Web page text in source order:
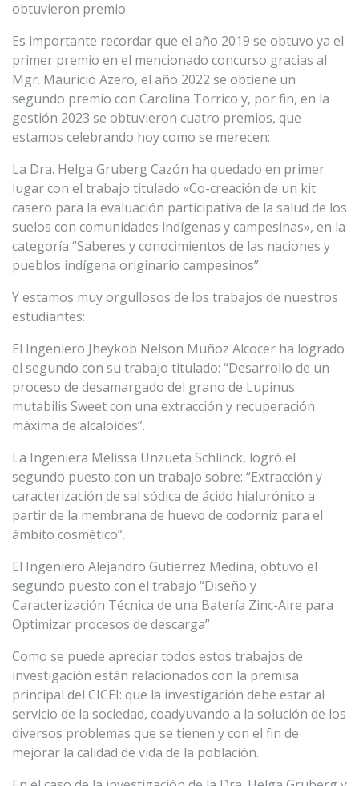
obtuvieron premio.
Es importante recordar que el año 2019 se obtuvo ya el
primer premio en el mencionado concurso gracias al
Mgr. Mauricio Azero, el año 2022 se obtiene un
segundo premio con Carolina Torrico y, por fin, en la
gestión 2023 se obtuvieron cuatro premios, que
estamos celebrando hoy como se merecen:
La Dra. Helga Gruberg Cazón ha quedado en primer
lugar con el trabajo titulado «Co-creación de un kit
casero para la evaluación participativa de la salud de los
suelos con comunidades indígenas y campesinas», en la
categoría “Saberes y conocimientos de las naciones y
pueblos indígena originario campesinos”.
Y estamos muy orgullosos de los trabajos de nuestros
estudiantes:
El Ingeniero Jheykob Nelson Muñoz Alcocer ha logrado
el segundo con su trabajo titulado: “Desarrollo de un
proceso de desamargado del grano de Lupinus
mutabilis Sweet con una extracción y recuperación
máxima de alcaloides”.
La Ingeniera Melissa Unzueta Schlinck, logró el
segundo puesto con un trabajo sobre: “Extracción y
caracterización de sal sódica de ácido hialurónico a
partir de la membrana de huevo de codorniz para el
ámbito cosmético”.
El Ingeniero Alejandro Gutierrez Medina, obtuvo el
segundo puesto con el trabajo “Diseño y
Caracterización Técnica de una Batería Zinc-Aire para
Optimizar procesos de descarga”
Como se puede apreciar todos estos trabajos de
investigación están relacionados con la premisa
principal del CICEI: que la investigación debe estar al
servicio de la sociedad, coadyuvando a la solución de los
diversos problemas que se tienen y con el fin de
mejorar la calidad de vida de la población.